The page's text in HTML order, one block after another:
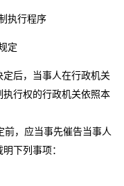
行程序
定
后，当事人在行政机关
行权的行政机关依照本
，应当事先催告当事人
下列事项：